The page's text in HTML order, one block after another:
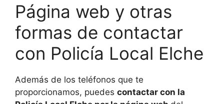
Página web y otras
formas de contactar
con Policía Local Elche
Además de los teléfonos que te
proporcionamos, puedes contactar con la